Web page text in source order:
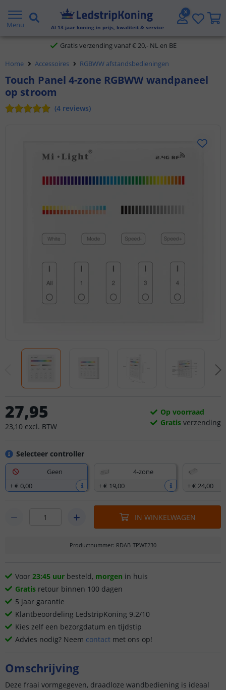
Menu Al 13 jaar koning in prijs, kwaliteit & service
5 jaar garantie
Gratis verzending vanaf € 20,- NL en BE
Klantbeoordeling 9.1
Home Accessoires RGBWW afstandsbedieningen
Touch Panel 4-zone RGBWW wandpaneel
op stroom
(4 reviews)
Selecteer controller
Geen
+€ 0,00
4-zone
+€ 19,00 +€ 24,00
27,95
23,10 excl. BTW
Op voorraad
Gratis verzending
IN WINKELWAGEN
Productnummer: RDAB-TPWT230
Voor 23:45 uur besteld, morgen in huis
Gratis retour binnen 100 dagen
5 jaar garantie
Klantbeoordeling LedstripKoning 9.2/10
Kies zelf een bezorgdatum en tijdstip
Advies nodig? Neem contact met ons op!
Omschrijving
Deze fraai vormgegeven, draadloze wandbediening is ideaal